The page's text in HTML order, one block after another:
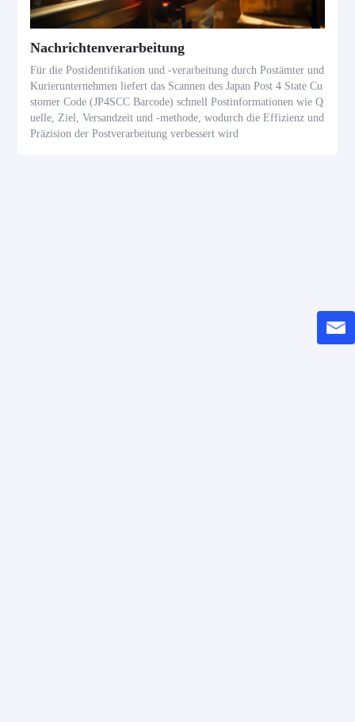
Nachrichtenverarbeitung
Für die Postidentifikation und -verarbeitung durch Postämter und
Kurierunternehmen liefert das Scannen des Japan Post 4 State Cu
stomer Code (JP4SCC Barcode) schnell Postinformationen wie Q
uelle, Ziel, Versandzeit und -methode, wodurch die Effizienz und
Präzision der Postverarbeitung verbessert wird